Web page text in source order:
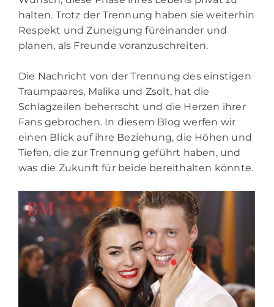
halten. Trotz der Trennung haben sie weiterhin
Respekt und Zuneigung füreinander und
planen, als Freunde voranzuschreiten.
Die Nachricht von der Trennung des einstigen
Traumpaares, Malika und Zsolt, hat die
Schlagzeilen beherrscht und die Herzen ihrer
Fans gebrochen. In diesem Blog werfen wir
einen Blick auf ihre Beziehung, die Höhen und
Tiefen, die zur Trennung geführt haben, und
was die Zukunft für beide bereithalten könnte.